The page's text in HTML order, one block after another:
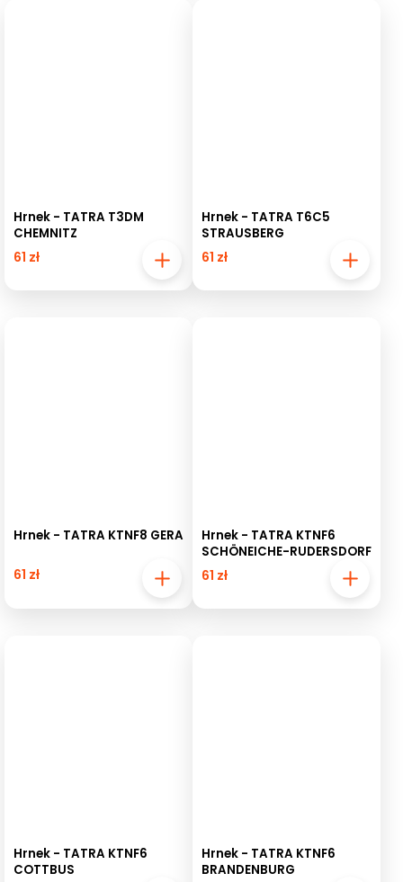
Hrnek - TATRA T3DM
CHEMNITZ
61 zł
Hrnek - TATRA T6C5
STRAUSBERG
61 zł
Hrnek - TATRA KTNF8 GERA
61 zł
Hrnek - TATRA KTNF6
SCHÖNEICHE-RUDERSDORF
61 zł
Hrnek - TATRA KTNF6
COTTBUS
Hrnek - TATRA KTNF6
BRANDENBURG